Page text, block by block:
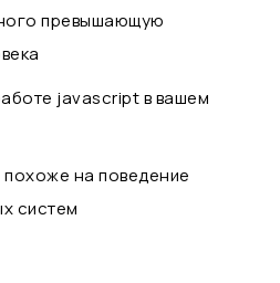
превышающую
javascript в вашем
на поведение
систем